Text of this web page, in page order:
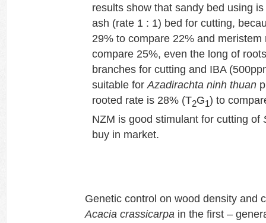
results show that sandy bed using
ash (rate 1 : 1) bed for cutting,
29% to compare 22% and meristem
compare 25%, even the long of
branches for cutting and IBA
suitable forAzadirachta ninh thuan
rooted rate is 28% (T2G1) to
NZM is good stimulant for cutting of
buy in market.
Genetic control on wood density and
Acacia crassicarpa in the first –